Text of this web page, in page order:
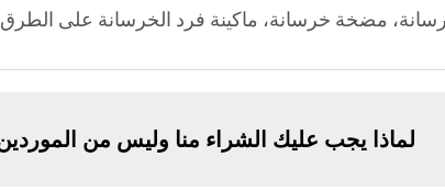
مضخة خرسانة، ماكينة فرد الخرسانة على الطرق،
لماذا يجب عليك الشراء منا وليس من